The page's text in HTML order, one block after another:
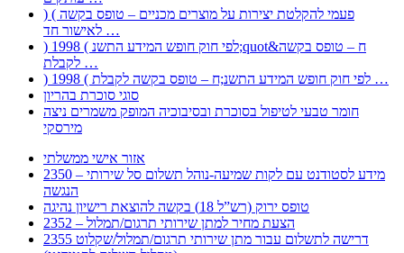
) ( פעמי להקלטת יצירות על מוצרים מכניים – טופס בקשה
לאישור חד …
) 1998 ( לפי חוק חופש המידע התשנ;quot&ח – טופס בקשה
לקבלת …
) 1998 ( לפי חוק חופש המידע התשנ;ח – טופס בקשה לקבלת …
סוגי סוכרת בהריון
חומר טבעי לטיפול בסוכרת ובסיבוכיה המופק משמרים ניצה
מירסקי
אזור אישי ממשלתי
2350 – מידע לסטודנט עם לקות שמיעה-נוהל תשלום סל שירותי
הנגשה
טופס ירוק (רש”ל 18) בקשה להוצאת רישיון נהיגה
2352 – הצעת מחיר למתן שירותי תרגום/תמלול
2355 דרישה לתשלום עבור מתן שירותי תרגום/תמלול/שקלוט